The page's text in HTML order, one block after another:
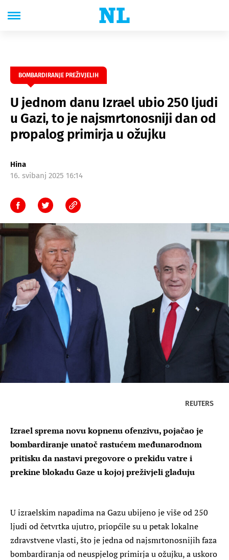
BOMBARDIRANJE PREŽIVJELIH
U jednom danu Izrael ubio 250 ljudi
u Gazi, to je najsmrtonosniji dan od
propalog primirja u ožujku
Hina
16. svibanj 2025 16:14
REUTERS
Izrael sprema novu kopnenu ofenzivu, pojačao je
bombardiranje unatoč rastućem međunarodnom
pritisku da nastavi pregovore o prekidu vatre i
prekine blokadu Gaze u kojoj preživjeli gladuju
U izraelskim napadima na Gazu ubijeno je više od 250
ljudi od četvrtka ujutro, priopćile su u petak lokalne
zdravstvene vlasti, što je jedna od najsmrtonosnijih faza
bombardiranja od neuspjelog primirja u ožujku, a uskoro